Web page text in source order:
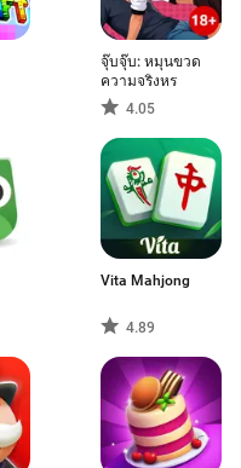
จุ๊บจุ๊บ: หมุนขวด
ความจริงหร
4.05
Vita Mahjong
4.89